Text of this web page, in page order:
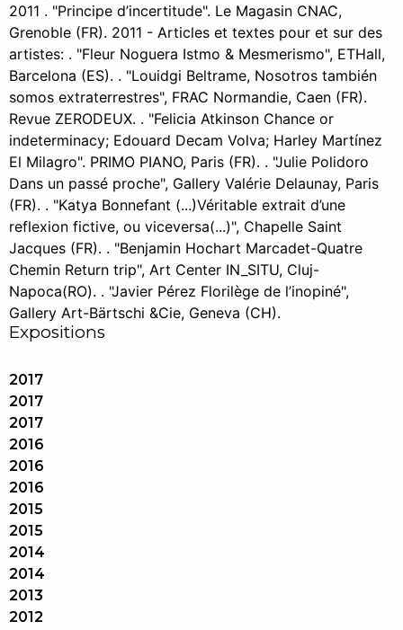
2011 . "Principe d’incertitude". Le Magasin CNAC,
Grenoble (FR). 2011 - Articles et textes pour et sur des
artistes: . "Fleur Noguera Istmo & Mesmerismo", ETHall,
Barcelona (ES). . "Louidgi Beltrame, Nosotros también
somos extraterrestres", FRAC Normandie, Caen (FR).
Revue ZERODEUX. . "Felicia Atkinson Chance or
indeterminacy; Edouard Decam Volva; Harley Martínez
El Milagro". PRIMO PIANO, Paris (FR). . "Julie Polidoro
Dans un passé proche", Gallery Valérie Delaunay, Paris
(FR). . "Katya Bonnefant (...)Véritable extrait d’une
reflexion fictive, ou viceversa(...)", Chapelle Saint
Jacques (FR). . "Benjamin Hochart Marcadet-Quatre
Chemin Return trip", Art Center IN_SITU, Cluj-
Napoca(RO). . "Javier Pérez Florilège de l’inopiné",
Gallery Art-Bärtschi &Cie, Geneva (CH).
Expositions
2017
2017
2017
2016
2016
2016
2015
2015
2014
2014
2013
2012